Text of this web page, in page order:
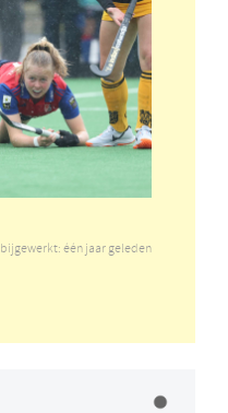
bijgewerkt: één jaar geleden